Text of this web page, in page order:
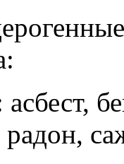
асбест,
радон,